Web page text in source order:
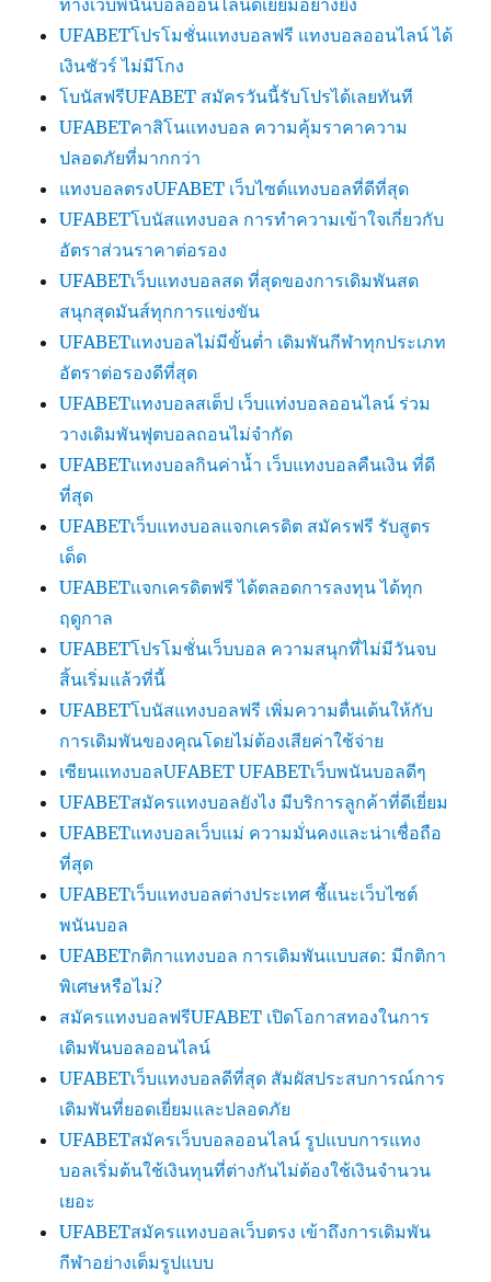
UFABETโปรโมชั่นแทงบอลฟรี แทงบอลออนไลน์ ได้
เงินชัวร์ ไม่มีโกง
โบนัสฟรีUFABET สมัครวันนี้รับโปรได้เลยทันที
UFABETคาสิโนแทงบอล ความคุ้มราคาความ
ปลอดภัยที่มากกว่า
แทงบอลตรงUFABET เว็บไซต์แทงบอลที่ดีที่สุด
UFABETโบนัสแทงบอล การทำความเข้าใจเกี่ยวกับ
อัตราส่วนราคาต่อรอง
UFABETเว็บแทงบอลสด ที่สุดของการเดิมพันสด
สนุกสุดมันส์ทุกการแข่งขัน
UFABETแทงบอลไม่มีขั้นต่ำ เดิมพันกีฬาทุกประเภท
อัตราต่อรองดีที่สุด
UFABETแทงบอลสเต็ป เว็บแท่งบอลออนไลน์ ร่วม
วางเดิมพันฟุตบอลถอนไม่จำกัด
UFABETแทงบอลกินค่าน้ำ เว็บแทงบอลคืนเงิน ที่ดี
ที่สุด
UFABETเว็บแทงบอลแจกเครดิต สมัครฟรี รับสูตร
เด็ด
UFABETแจกเครดิตฟรี ได้ตลอดการลงทุน ได้ทุก
ฤดูกาล
UFABETโปรโมชั่นเว็บบอล ความสนุกที่ไม่มีวันจบ
สิ้นเริ่มแล้วที่นี้
UFABETโบนัสแทงบอลฟรี เพิ่มความตื่นเต้นให้กับ
การเดิมพันของคุณโดยไม่ต้องเสียค่าใช้จ่าย
เซียนแทงบอลUFABET UFABETเว็บพนันบอลดีๆ
UFABETสมัครแทงบอลยังไง มีบริการลูกค้าที่ดีเยี่ยม
UFABETแทงบอลเว็บแม่ ความมั่นคงและน่าเชื่อถือ
ที่สุด
UFABETเว็บแทงบอลต่างประเทศ ชี้แนะเว็บไซต์
พนันบอล
UFABETกติกาแทงบอล การเดิมพันแบบสด: มีกติกา
พิเศษหรือไม่?
สมัครแทงบอลฟรีUFABET เปิดโอกาสทองในการ
เดิมพันบอลออนไลน์
UFABETเว็บแทงบอลดีที่สุด สัมผัสประสบการณ์การ
เดิมพันที่ยอดเยี่ยมและปลอดภัย
UFABETสมัครเว็บบอลออนไลน์ รูปแบบการแทง
บอลเริ่มต้นใช้เงินทุนที่ต่างกันไม่ต้องใช้เงินจำนวน
เยอะ
UFABETสมัครแทงบอลเว็บตรง เข้าถึงการเดิมพัน
กีฬาอย่างเต็มรูปแบบ